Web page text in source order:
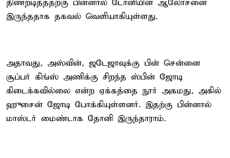
திணறடித்ததற்கு பின்னால் டோனியின் ஆலோசனை
இருந்ததாக தகவல் வெளியாகியுள்ளது.
அதாவது, அஸ்வின், ஜடேஜாவுக்கு பின் சென்னை
சூப்பர் கிங்ஸ் அணிக்கு சிறந்த ஸ்பின் ஜோடி
கிடைக்கவில்லை என்ற ஏக்கத்தை நூர் அகமது, அகில்
ஹுசைன் ஜோடி போக்கியுள்ளனர். இதற்கு பின்னால்
மாஸ்டர் மைண்டாக தோனி இருந்தாராம்.